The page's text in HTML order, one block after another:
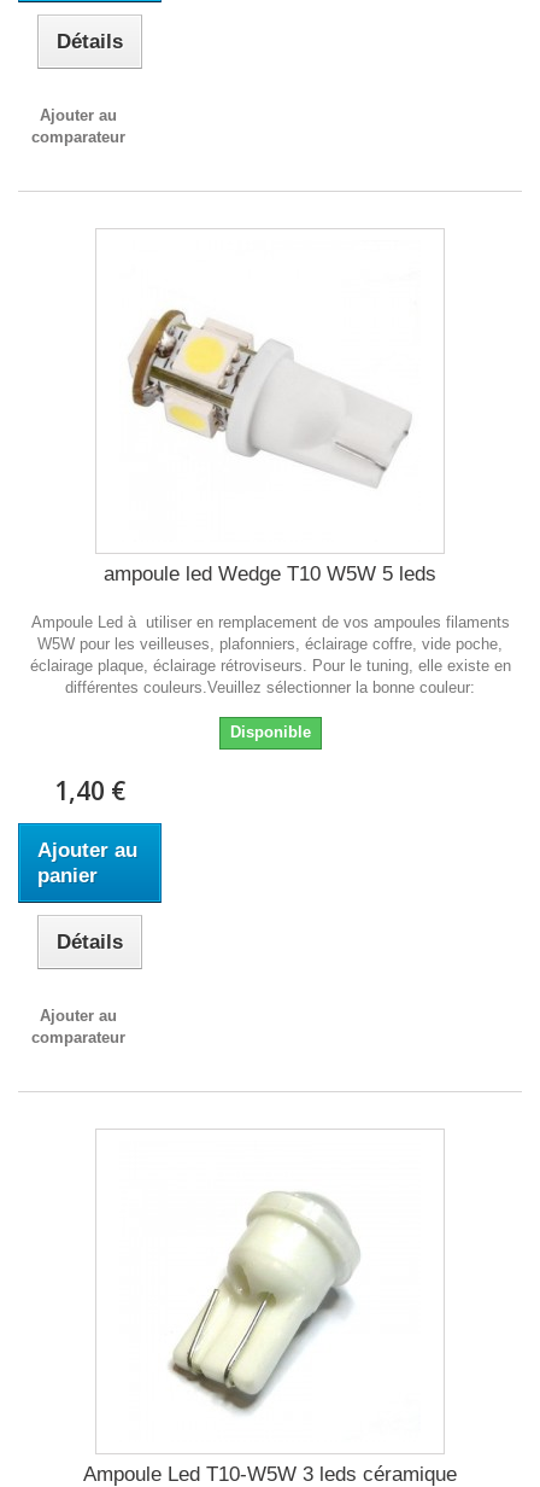
Détails
Ajouter au
comparateur
ampoule led Wedge T10 W5W 5 leds
Ampoule Led à utiliser en remplacement de vos ampoules filaments
W5W pour les veilleuses, plafonniers, éclairage coffre, vide poche,
éclairage plaque, éclairage rétroviseurs. Pour le tuning, elle existe en
différentes couleurs.Veuillez sélectionner la bonne couleur:
Disponible
1,40 €
Ajouter au
panier
Détails
Ajouter au
comparateur
Ampoule Led T10-W5W 3 leds céramique